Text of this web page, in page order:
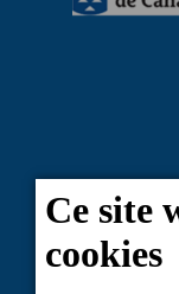
Projet cofinancé par le
cadre de la réponse
Subventions visant à